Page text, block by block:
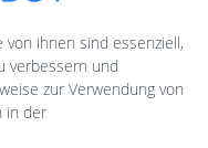
Artikel lesen
ihnen sind essenziell,
verbessern und
zur Verwendung von
in der